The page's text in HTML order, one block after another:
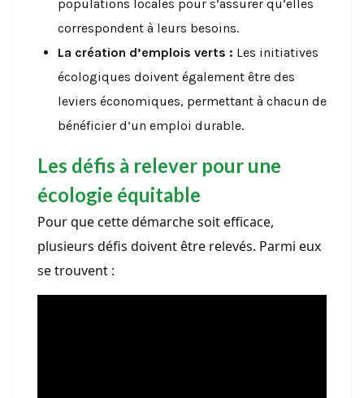
populations locales pour s’assurer qu’elles
correspondent à leurs besoins.
La création d’emplois verts : Les initiatives
écologiques doivent également être des
leviers économiques, permettant à chacun de
bénéficier d’un emploi durable.
Les défis à relever pour une
écologie équitable
Pour que cette démarche soit efficace,
plusieurs défis doivent être relevés. Parmi eux
se trouvent :